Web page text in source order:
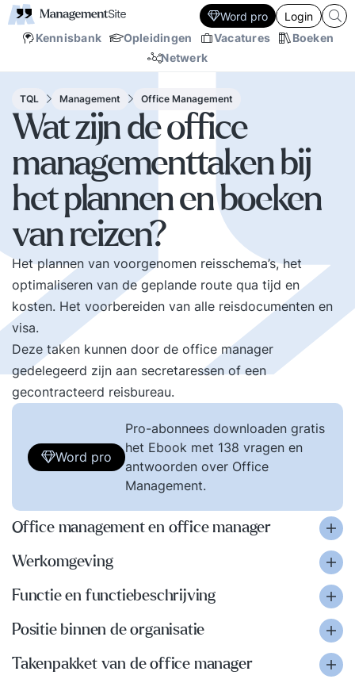
Kennisbank Opleidingen Vacatures
Boeken
Netwerk
Word pro Login
TQL Management Office Management
Wat zijn de office
managementtaken bij
het plannen en boeken
van reizen?
Het plannen van voorgenomen reisschema’s, het
optimaliseren van de geplande route qua tijd en
kosten. Het voorbereiden van alle reisdocumenten en
visa.
Deze taken kunnen door de office manager
gedelegeerd zijn aan secretaressen of een
gecontracteerd reisbureau.
Word pro
Pro-abonnees downloaden gratis
het Ebook met 138 vragen en
antwoorden over Office
Management.
Office management en office manager
Werkomgeving
Functie en functiebeschrijving
Positie binnen de organisatie
Takenpakket van de office manager